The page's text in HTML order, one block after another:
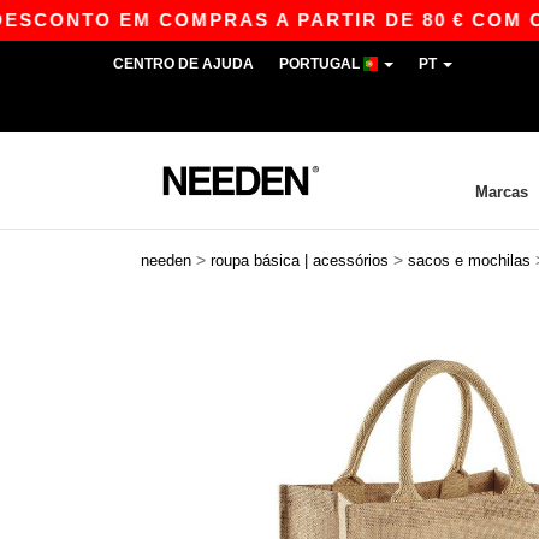
EM COMPRAS A PARTIR DE 80 € COM O
CENTRO DE AJUDA PORTUGAL PT
Marcas
needen > roupa básica | acessórios > sacos e mochilas